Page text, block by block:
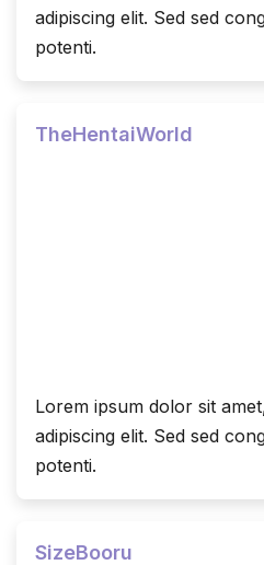
adipiscing elit. Sed sed
potenti.
TheHentaiWorld
Lorem ipsum dolor sit
adipiscing elit. Sed sed
potenti.
SizeBooru